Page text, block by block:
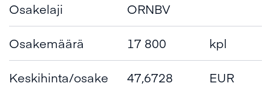
Osakelaji ORNBV
Osakemäärä 17 800 kpl
Keskihinta/osake 47,6728 EUR